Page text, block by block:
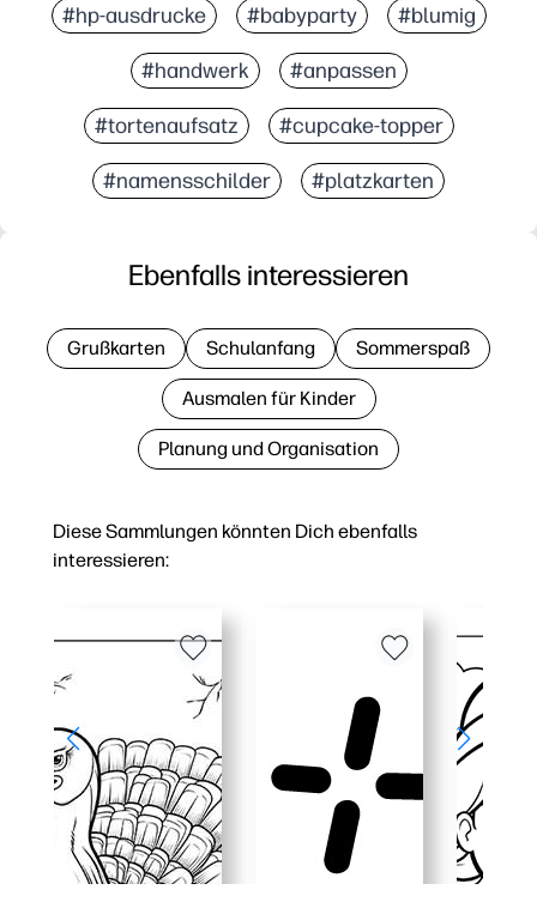
#hp-ausdrucke #babyparty #blumig
#handwerk #anpassen
#tortenaufsatz #cupcake-topper
#namensschilder #platzkarten
Diese Sammlungen könnten Dich ebenfalls
interessieren:
Ebenfalls interessieren
Grußkarten Schulanfang Sommerspaß
Ausmalen für Kinder
Planung und Organisation